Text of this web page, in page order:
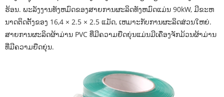
ຮ້ອນ. ພະລັງງານທັງຫມົດຂອງສາຍການຜະລິດທັງຫມົດແມ່ນ 90kW, ມີຂະຫ
ນາດຕິດຕັ້ງຂອງ 16,4 × 2.5 × 2.5 ແມັດ, ເຫມາະກັບການຜະລິດສ່ວນໃຫຍ່.
ສາຍການຜະລິດຜ້າມ່ານ PVC ທີ່ມີຄວາມຍືດຍຸ່ນແມ່ນມີເຄື່ອງຈັກມ້ວນຜ້າມ່ານ
ທີ່ມີຄວາມຍືດຍຸ່ນ.